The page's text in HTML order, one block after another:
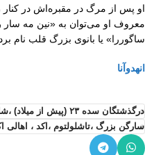
او پس از مرگ در مقبره‌اش در
معروف او می‌توان به «نین مه سار
ساگوررا» یا بانوی بزرگ قلب نام
انهدوآنا
درگذشتگان سده ۲۳ (پیش از میلاد) ،شاعران زن ، نویسندگان زن
سارگن بزرگ ،تاشلولتوم ،اکد ، اهالی